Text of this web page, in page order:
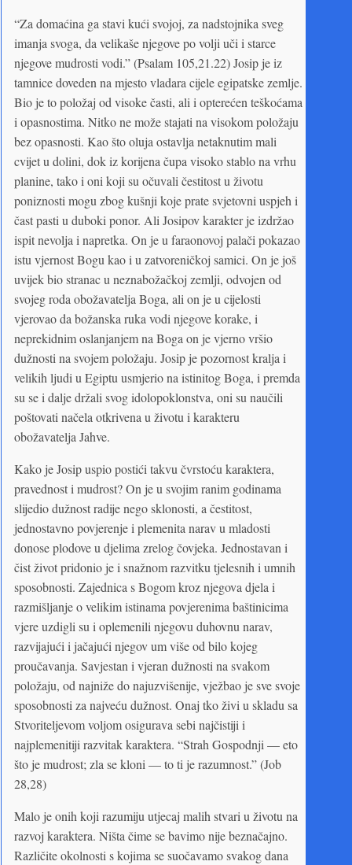
“Za domaćina ga stavi kući svojoj, za nadstojnika sveg
imanja svoga, da velikaše njegove po volji uči i starce
njegove mudrosti vodi.” (Psalam 105,21.22) Josip je iz
tamnice doveden na mjesto vladara cijele egipatske zemlje.
Bio je to položaj od visoke časti, ali i opterećen teškoćama
i opasnostima. Nitko ne može stajati na visokom položaju
bez opasnosti. Kao što oluja ostavlja netaknutim mali
cvijet u dolini, dok iz korijena čupa visoko stablo na vrhu
planine, tako i oni koji su očuvali čestitost u životu
poniznosti mogu zbog kušnji koje prate svjetovni uspjeh i
čast pasti u duboki ponor. Ali Josipov karakter je izdržao
ispit nevolja i napretka. On je u faraonovoj palači pokazao
istu vjernost Bogu kao i u zatvoreničkoj samici. On je još
uvijek bio stranac u neznabožačkoj zemlji, odvojen od
svojeg roda obožavatelja Boga, ali on je u cijelosti
vjerovao da božanska ruka vodi njegove korake, i
neprekidnim oslanjanjem na Boga on je vjerno vršio
dužnosti na svojem položaju. Josip je pozornost kralja i
velikih ljudi u Egiptu usmjerio na istinitog Boga, i premda
su se i dalje držali svog idolopoklonstva, oni su naučili
poštovati načela otkrivena u životu i karakteru
obožavatelja Jahve.
Kako je Josip uspio postići takvu čvrstoću karaktera,
pravednost i mudrost? On je u svojim ranim godinama
slijedio dužnost radije nego sklonosti, a čestitost,
jednostavno povjerenje i plemenita narav u mladosti
donose plodove u djelima zrelog čovjeka. Jednostavan i
čist život pridonio je i snažnom razvitku tjelesnih i umnih
sposobnosti. Zajednica s Bogom kroz njegova djela i
razmišljanje o velikim istinama povjerenima baštinicima
vjere uzdigli su i oplemenili njegovu duhovnu narav,
razvijajući i jačajući njegov um više od bilo kojeg
proučavanja. Savjestan i vjeran dužnosti na svakom
položaju, od najniže do najuzvišenije, vježbao je sve svoje
sposobnosti za najveću dužnost. Onaj tko živi u skladu sa
Stvoriteljevom voljom osigurava sebi najčistiji i
najplemenitiji razvitak karaktera. “Strah Gospodnji — eto
što je mudrost; zla se kloni — to ti je razumnost.” (Job
28,28)
Malo je onih koji razumiju utjecaj malih stvari u životu na
razvoj karaktera. Ništa čime se bavimo nije beznačajno.
Različite okolnosti s kojima se suočavamo svakog dana